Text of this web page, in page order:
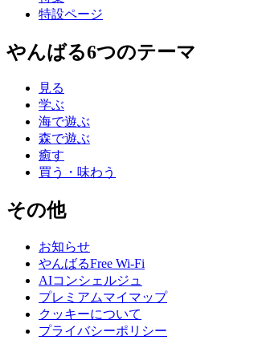
特設ページ
やんばる6つのテーマ
見る
学ぶ
海で遊ぶ
森で遊ぶ
癒す
買う・味わう
その他
お知らせ
やんばるFree Wi-Fi
AIコンシェルジュ
プレミアムマイマップ
クッキーについて
プライバシーポリシー